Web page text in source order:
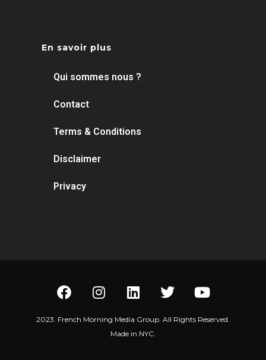
En savoir plus
Qui sommes nous ?
Contact
Terms & Conditions
Disclaimer
Privacy
2023. French Morning Media Group. All Rights Reserved.
Made in NYC.